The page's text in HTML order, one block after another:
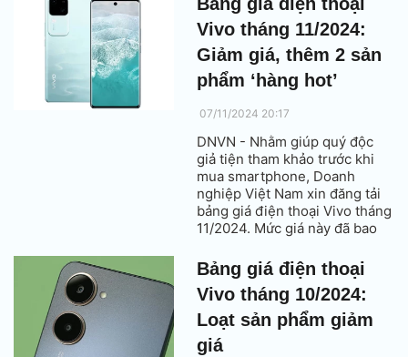
Vivo tháng 11/2024:
Giảm giá, thêm 2 sản
phẩm ‘hàng hot’
07/11/2024 20:17
DNVN - Nhằm giúp quý độc
giả tiện tham khảo trước khi
mua smartphone, Doanh
nghiệp Việt Nam xin đăng tải
bảng giá điện thoại Vivo tháng
11/2024. Mức giá này đã bao
Bảng giá điện thoại
Vivo tháng 10/2024:
Loạt sản phẩm giảm
giá